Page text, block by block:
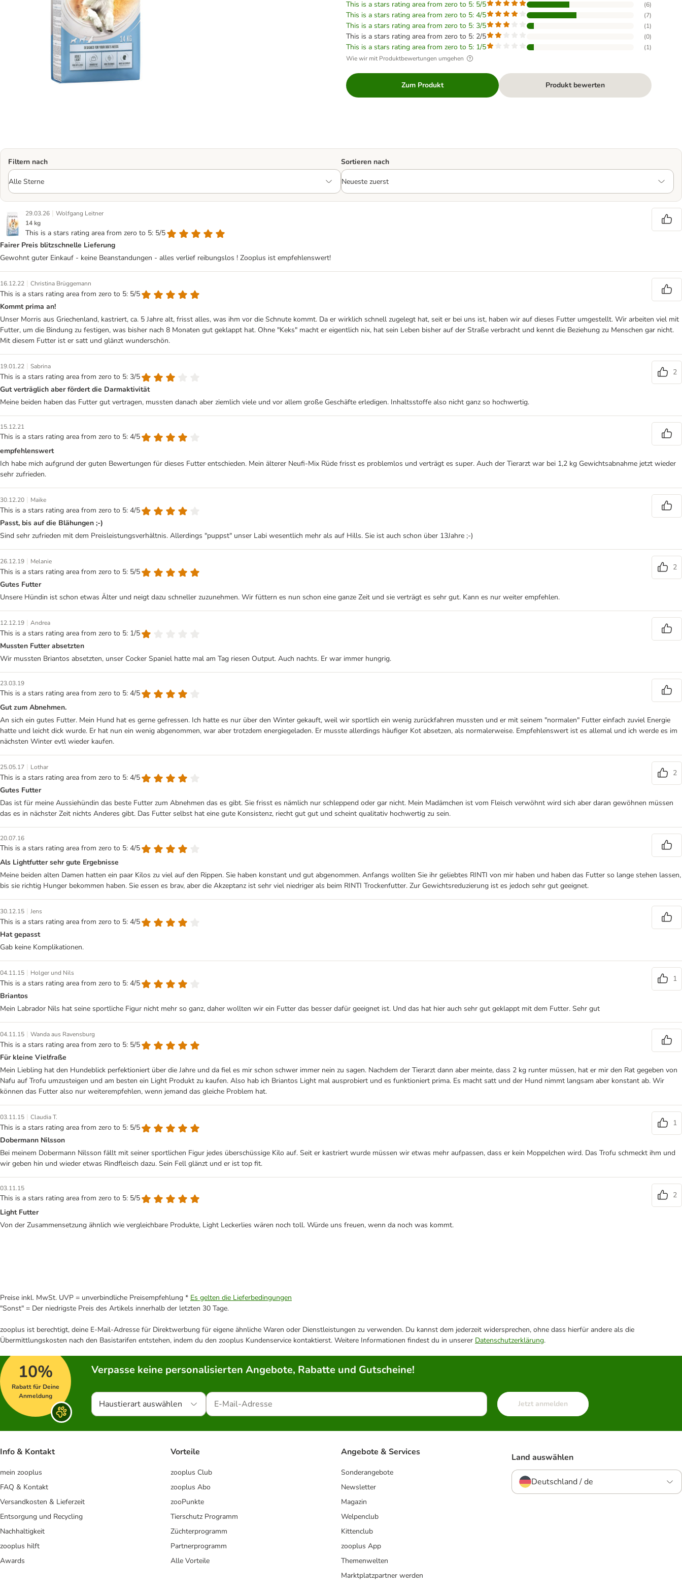
This is a stars rating area from zero to 5: 5/5 (6)
This is a stars rating area from zero to 5: 4/5 (7)
This is a stars rating area from zero to 5: 3/5 (1)
This is a stars rating area from zero to 5: 2/5 (0)
This is a stars rating area from zero to 5: 1/5 (1)
Wie wir mit Produktbewertungen umgehen
Zum Produkt Produkt bewerten
Filtern nach Sortieren nach
29.03.26 | Wolfgang Leitner
14 kg
This is a stars rating area from zero to 5: 5/5
Fairer Preis blitzschnelle Lieferung
Gewohnt guter Einkauf - keine Beanstandungen - alles verlief reibungslos ! Zooplus ist empfehlenswert!
16.12.22 | Christina Brüggemann
This is a stars rating area from zero to 5: 5/5
Kommt prima an!
Unser Morris aus Griechenland, kastriert, ca. 5 Jahre alt, frisst alles, was ihm vor die Schnute kommt. Da er wirklich schnell zugelegt hat, seit er bei uns ist, haben wir auf dieses Futter umgestellt. Wir arbeiten viel mit
Futter, um die Bindung zu festigen, was bisher nach 8 Monaten gut geklappt hat. Ohne "Keks" macht er eigentlich nix, hat sein Leben bisher auf der Straße verbracht und kennt die Beziehung zu Menschen gar nicht.
Mit diesem Futter ist er satt und glänzt wunderschön.
19.01.22 | Sabrina
This is a stars rating area from zero to 5: 3/5
2
Gut verträglich aber fördert die Darmaktivität
Meine beiden haben das Futter gut vertragen, mussten danach aber ziemlich viele und vor allem große Geschäfte erledigen. Inhaltsstoffe also nicht ganz so hochwertig.
15.12.21
This is a stars rating area from zero to 5: 4/5
empfehlenswert
Ich habe mich aufgrund der guten Bewertungen für dieses Futter entschieden. Mein älterer Neufi-Mix Rüde frisst es problemlos und verträgt es super. Auch der Tierarzt war bei 1,2 kg Gewichtsabnahme jetzt wieder
sehr zufrieden.
30.12.20 | Maike
This is a stars rating area from zero to 5: 4/5
Passt, bis auf die Blähungen ;-)
Sind sehr zufrieden mit dem Preisleistungsverhältnis. Allerdings "puppst" unser Labi wesentlich mehr als auf Hills. Sie ist auch schon über 13Jahre ;-)
26.12.19 | Melanie
This is a stars rating area from zero to 5: 5/5
2
Gutes Futter
Unsere Hündin ist schon etwas Älter und neigt dazu schneller zuzunehmen. Wir füttern es nun schon eine ganze Zeit und sie verträgt es sehr gut. Kann es nur weiter empfehlen.
12.12.19 | Andrea
This is a stars rating area from zero to 5: 1/5
Mussten Futter absetzten
Wir mussten Briantos absetzten, unser Cocker Spaniel hatte mal am Tag riesen Output. Auch nachts. Er war immer hungrig.
23.03.19
This is a stars rating area from zero to 5: 4/5
Gut zum Abnehmen.
An sich ein gutes Futter. Mein Hund hat es gerne gefressen. Ich hatte es nur über den Winter gekauft, weil wir sportlich ein wenig zurückfahren mussten und er mit seinem "normalen" Futter einfach zuviel Energie
hatte und leicht dick wurde. Er hat nun ein wenig abgenommen, war aber trotzdem energiegeladen. Er musste allerdings häufiger Kot absetzen, als normalerweise. Empfehlenswert ist es allemal und ich werde es im
nächsten Winter evtl wieder kaufen.
25.05.17 | Lothar
This is a stars rating area from zero to 5: 4/5
2
Gutes Futter
Das ist für meine Aussiehündin das beste Futter zum Abnehmen das es gibt. Sie frisst es nämlich nur schleppend oder gar nicht. Mein Madämchen ist vom Fleisch verwöhnt wird sich aber daran gewöhnen müssen
das es in nächster Zeit nichts Anderes gibt. Das Futter selbst hat eine gute Konsistenz, riecht gut gut und scheint qualitativ hochwertig zu sein.
20.07.16
This is a stars rating area from zero to 5: 4/5
Als Lightfutter sehr gute Ergebnisse
Meine beiden alten Damen hatten ein paar Kilos zu viel auf den Rippen. Sie haben konstant und gut abgenommen. Anfangs wollten Sie ihr geliebtes RINTI von mir haben und haben das Futter so lange stehen lassen,
bis sie richtig Hunger bekommen haben. Sie essen es brav, aber die Akzeptanz ist sehr viel niedriger als beim RINTI Trockenfutter. Zur Gewichtsreduzierung ist es jedoch sehr gut geeignet.
30.12.15 | Jens
This is a stars rating area from zero to 5: 4/5
Hat gepasst
Gab keine Komplikationen.
04.11.15 | Holger und Nils
This is a stars rating area from zero to 5: 4/5
1
Briantos
Mein Labrador Nils hat seine sportliche Figur nicht mehr so ganz, daher wollten wir ein Futter das besser dafür geeignet ist. Und das hat hier auch sehr gut geklappt mit dem Futter. Sehr gut
04.11.15 | Wanda aus Ravensburg
This is a stars rating area from zero to 5: 5/5
Für kleine Vielfraße
Mein Liebling hat den Hundeblick perfektioniert über die Jahre und da fiel es mir schon schwer immer nein zu sagen. Nachdem der Tierarzt dann aber meinte, dass 2 kg runter müssen, hat er mir den Rat gegeben von
Nafu auf Trofu umzusteigen und am besten ein Light Produkt zu kaufen. Also hab ich Briantos Light mal ausprobiert und es funktioniert prima. Es macht satt und der Hund nimmt langsam aber konstant ab. Wir
können das Futter also nur weiterempfehlen, wenn jemand das gleiche Problem hat.
03.11.15 | Claudia T.
This is a stars rating area from zero to 5: 5/5
1
Dobermann Nilsson
Bei meinem Dobermann Nilsson fällt mit seiner sportlichen Figur jedes überschüssige Kilo auf. Seit er kastriert wurde müssen wir etwas mehr aufpassen, dass er kein Moppelchen wird. Das Trofu schmeckt ihm und
wir geben hin und wieder etwas Rindfleisch dazu. Sein Fell glänzt und er ist top fit.
03.11.15
This is a stars rating area from zero to 5: 5/5
2
Light Futter
Von der Zusammensetzung ähnlich wie vergleichbare Produkte, Light Leckerlies wären noch toll. Würde uns freuen, wenn da noch was kommt.
Preise inkl. MwSt. UVP = unverbindliche Preisempfehlung * Es gelten die Lieferbedingungen
"Sonst" = Der niedrigste Preis des Artikels innerhalb der letzten 30 Tage.
zooplus ist berechtigt, deine E-Mail-Adresse für Direktwerbung für eigene ähnliche Waren oder Dienstleistungen zu verwenden. Du kannst dem jederzeit widersprechen, ohne dass hierfür andere als die
Übermittlungskosten nach den Basistarifen entstehen, indem du den zooplus Kundenservice kontaktierst. Weitere Informationen findest du in unserer Datenschutzerklärung.
10%
Rabatt für Deine
Anmeldung
Verpasse keine personalisierten Angebote, Rabatte und Gutscheine!
Haustierart auswählen Jetzt anmelden
Info & Kontakt
mein zooplus
FAQ & Kontakt
Versandkosten & Lieferzeit
Entsorgung und Recycling
Nachhaltigkeit
zooplus hilft
Awards
Vorteile
zooplus Club
zooplus Abo
zooPunkte
Tierschutz Programm
Züchterprogramm
Partnerprogramm
Alle Vorteile
Angebote & Services
Sonderangebote
Newsletter
Magazin
Welpenclub
Kittenclub
zooplus App
Themenwelten
Marktplatzpartner werden
Land auswählen
Deutschland / de